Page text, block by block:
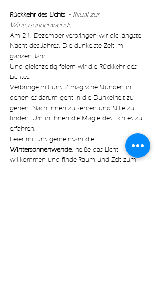
Rückkehr des Lichts  - Ritual zur
Wintersonnenwende
Am 21. Dezember verbringen wir die längste
Nacht des Jahres. Die dunkelste Zeit im
ganzen Jahr.
Und gleichzeitig feiern wir die Rückkehr des
Lichtes.
Verbringe mit uns 2 magische Stunden in
denen es darum geht in die Dunkelheit zu
gehen. Nach innen zu kehren und Stille zu
finden. Um in ihnen die Magie des Lichtes zu
erfahren.
Feier mit uns gemeinsam die
Wintersonnenwende, heiße das Licht
willkommen und finde Raum und Zeit zum